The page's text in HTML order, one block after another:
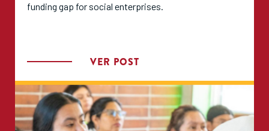
funding gap for social enterprises.
VER POST